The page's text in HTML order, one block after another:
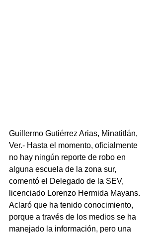
Guillermo Gutiérrez Arias, Minatitlán,
Ver.- Hasta el momento, oficialmente
no hay ningún reporte de robo en
alguna escuela de la zona sur,
comentó el Delegado de la SEV,
licenciado Lorenzo Hermida Mayans.
Aclaró que ha tenido conocimiento,
porque a través de los medios se ha
manejado la información, pero una